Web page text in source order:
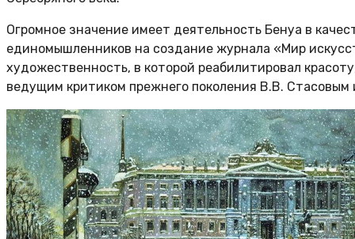
Огромное значение имеет деятельность Бенуа в
единомышленников на создание журнала «Мир
художественность, в которой реабилитировал
ведущим критиком прежнего поколения В.В. Стасовым